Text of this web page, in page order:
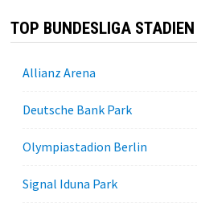
TOP BUNDESLIGA STADIEN
Allianz Arena
Deutsche Bank Park
Olympiastadion Berlin
Signal Iduna Park